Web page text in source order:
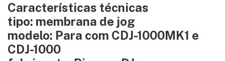
Características técnicas
tipo: membrana de jog
modelo: Para com CDJ-1000MK1 e
CDJ-1000